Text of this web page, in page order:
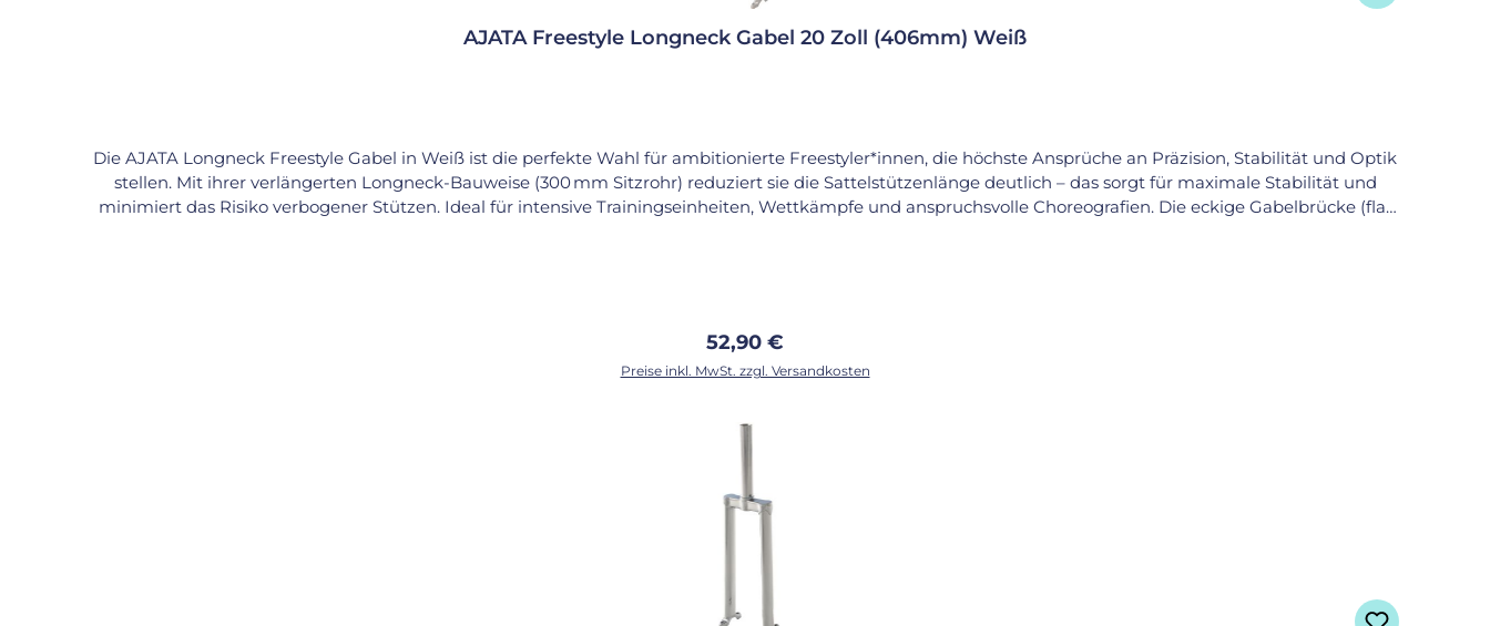
AJATA Freestyle Longneck Gabel 20 Zoll (406mm) Weiß
Die AJATA Longneck Freestyle Gabel in Weiß ist die perfekte Wahl für ambitionierte Freestyler*innen, die höchste Ansprüche an Präzision, Stabilität und Optik
stellen. Mit ihrer verlängerten Longneck-Bauweise (300 mm Sitzrohr) reduziert sie die Sattelstützenlänge deutlich – das sorgt für maximale Stabilität und
minimiert das Risiko verbogener Stützen. Ideal für intensive Trainingseinheiten, Wettkämpfe und anspruchsvolle Choreografien. Die eckige Gabelbrücke (flat
Kompatible Naben: 100 mm Lagerabstand Gewicht: ca. 850 g Lieferumfang: inkl. Lagerschalen & Schrauben
Regulärer Preis:
52,90 €
Preise inkl. MwSt. zzgl. Versandkosten